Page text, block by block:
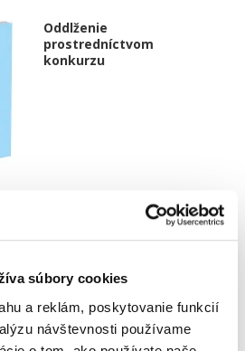
súbory cookies
a reklám, poskytovanie funkcií
návštevnosti používame
Oddlženie
prostredníctvom
konkurzu
diel v oblasti
osôb prostredníctvom
právnej spisbe a
úroveň...